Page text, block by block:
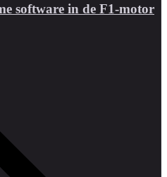
software in de F1-motor